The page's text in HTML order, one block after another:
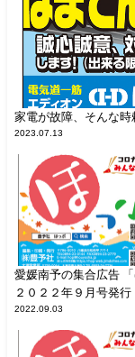
家電が故障、そんな時
2023.07.13
愛媛南予の集合広告 「
２０２２年９月号発行
2022.09.03